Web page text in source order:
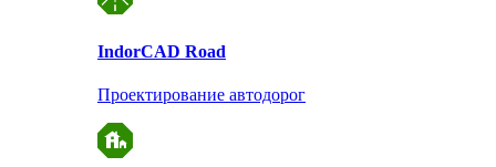
IndorCAD Road
Проектирование автодорог